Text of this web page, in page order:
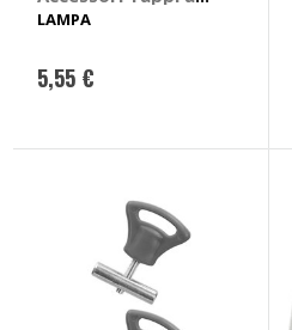
vite per occhielli
LAMPA
5,55 €